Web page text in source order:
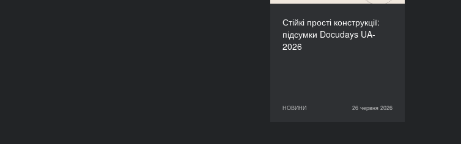
Стійкі прості конструкції:
підсумки Docudays UA-
2026
НОВИНИ 26 червня 2026
НОВИНИ
26 червня 2026